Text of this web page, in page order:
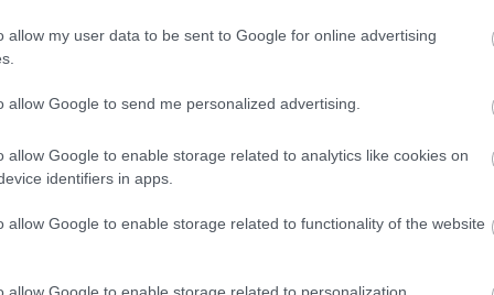
allow my user data to be sent to Google for online advertising
allow Google to send me personalized advertising.
allow Google to enable storage related to analytics like cookies on
identifiers in apps.
allow Google to enable storage related to functionality of the website
allow Google to enable storage related to personalization.
TUD? TYLER, THE CREATOR:
lett, önvizsgálatot tart - de arra sajnos nem jön rá, hogy az
hanyagolnia kellene. Ez a kritika először a Recorder